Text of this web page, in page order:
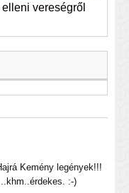
vereségről
Kemény legények!!!
:-)